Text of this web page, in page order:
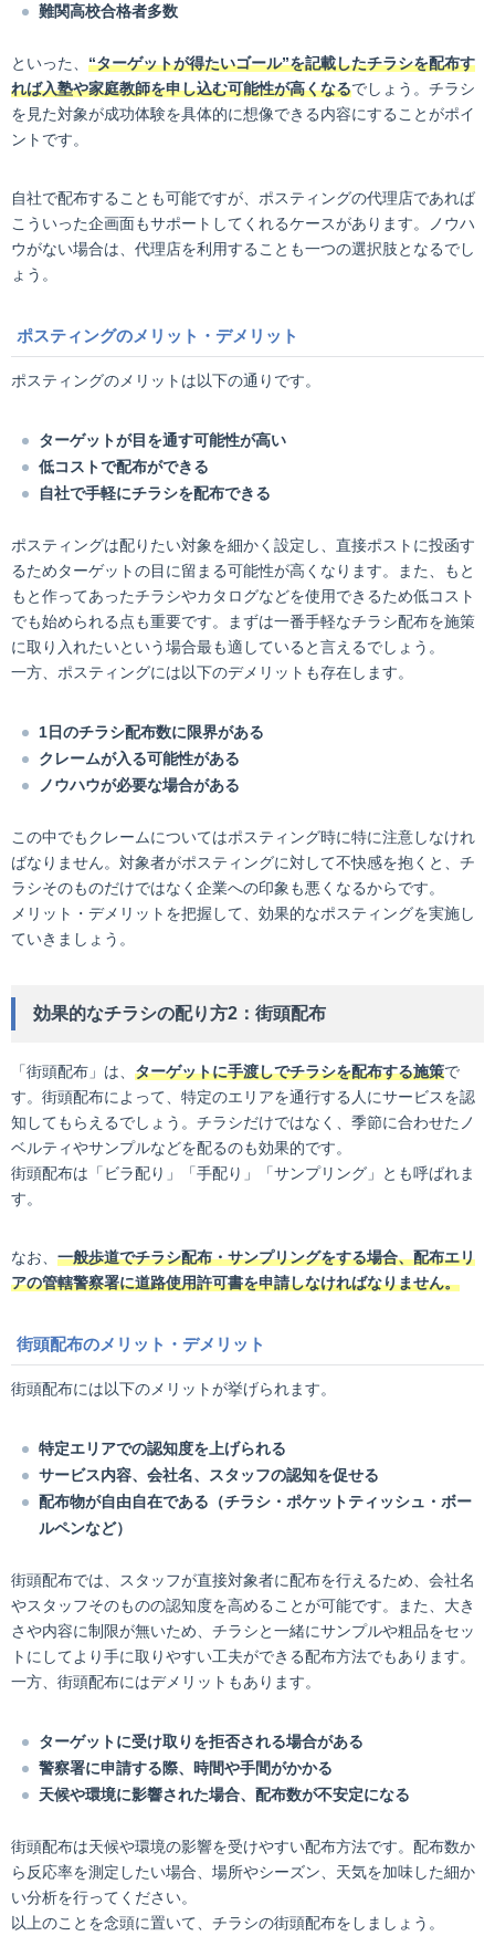
難関高校合格者多数
といった、 “ターゲットが得たいゴール”を記載したチラシを配布す
れば入塾や家庭教師を申し込む可能性が高くなるでしょう。チラシ
を見た対象が成功体験を具体的に想像できる内容にすることがポイ
ントです。
自社で配布することも可能ですが、ポスティングの代理店であれば
こういった企画面もサポートしてくれるケースがあります。ノウハ
ウがない場合は、代理店を利用することも一つの選択肢となるでし
ょう。
ポスティングのメリット・デメリット
ポスティングのメリットは以下の通りです。
ターゲットが目を通す可能性が高い
低コストで配布ができる
自社で手軽にチラシを配布できる
ポスティングは配りたい対象を細かく設定し、直接ポストに投函す
るためターゲットの目に留まる可能性が高くなります。また、もと
もと作ってあったチラシやカタログなどを使用できるため低コスト
でも始められる点も重要です。まずは一番手軽なチラシ配布を施策
に取り入れたいという場合最も適していると言えるでしょう。
一方、ポスティングには以下のデメリットも存在します。
1日のチラシ配布数に限界がある
クレームが入る可能性がある
ノウハウが必要な場合がある
この中でもクレームについてはポスティング時に特に注意しなけれ
ばなりません。対象者がポスティングに対して不快感を抱くと、チ
ラシそのものだけではなく企業への印象も悪くなるからです。
メリット・デメリットを把握して、効果的なポスティングを実施し
ていきましょう。
効果的なチラシの配り方2：街頭配布
「街頭配布」は、 ターゲットに手渡しでチラシを配布する施策で
す。街頭配布によって、特定のエリアを通行する人にサービスを認
知してもらえるでしょう。チラシだけではなく、季節に合わせたノ
ベルティやサンプルなどを配るのも効果的です。
街頭配布は「ビラ配り」「手配り」「サンプリング」とも呼ばれま
す。
なお、 一般歩道でチラシ配布・サンプリングをする場合、配布エリ
アの管轄警察署に道路使用許可書を申請しなければなりません。
街頭配布のメリット・デメリット
街頭配布には以下のメリットが挙げられます。
特定エリアでの認知度を上げられる
サービス内容、会社名、スタッフの認知を促せる
配布物が自由自在である（チラシ・ポケットティッシュ・ボー
ルペンなど）
街頭配布では、スタッフが直接対象者に配布を行えるため、会社名
やスタッフそのものの認知度を高めることが可能です。また、大き
さや内容に制限が無いため、チラシと一緒にサンプルや粗品をセッ
トにしてより手に取りやすい工夫ができる配布方法でもあります。
一方、街頭配布にはデメリットもあります。
ターゲットに受け取りを拒否される場合がある
警察署に申請する際、時間や手間がかかる
天候や環境に影響された場合、配布数が不安定になる
街頭配布は天候や環境の影響を受けやすい配布方法です。配布数か
ら反応率を測定したい場合、場所やシーズン、天気を加味した細か
い分析を行ってください。
以上のことを念頭に置いて、チラシの街頭配布をしましょう。